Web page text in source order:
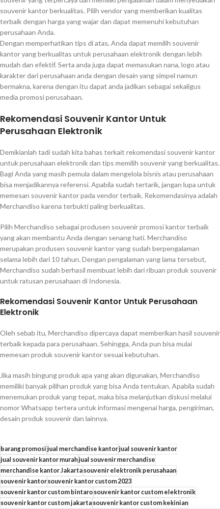
souvenir kantor berkualitas. Pilih vendor yang memberikan kualitas
terbaik dengan harga yang wajar dan dapat memenuhi kebutuhan
perusahaan Anda.
Dengan memperhatikan tips di atas, Anda dapat memilih souvenir
kantor yang berkualitas untuk perusahaan elektronik dengan lebih
mudah dan efektif. Serta anda juga dapat memasukan nana, logo atau
karakter dari perusahaan anda dengan desain yang simpel namun
bermakna, karena dengan itu dapat anda jadikan sebagai sekaligus
media promosi perusahaan.
Rekomendasi Souvenir Kantor Untuk
Perusahaan Elektronik
Demikianlah tadi sudah kita bahas terkait rekomendasi souvenir kantor
untuk perusahaan elektronik dan tips memilih souvenir yang berkualitas.
Bagi Anda yang masih pemula dalam mengelola bisnis atau perusahaan
bisa menjadikannya referensi. Apabila sudah tertarik, jangan lupa untuk
memesan souvenir kantor pada vendor terbaik. Rekomendasinya adalah
Merchandiso karena terbukti paling berkualitas.
Pilih Merchandiso sebagai produsen souvenir promosi kantor terbaik
yang akan membantu Anda dengan senang hati. Merchandiso
merupakan produsen souvenir kantor yang sudah berpengalaman
selama lebih dari 10 tahun. Dengan pengalaman yang lama tersebut,
Merchandiso sudah berhasil membuat lebih dari ribuan produk souvenir
untuk ratusan perusahaan di Indonesia.
Rekomendasi Souvenir Kantor Untuk Perusahaan
Elektronik
Oleh sebab itu, Merchandiso dipercaya dapat memberikan hasil souvenir
terbaik kepada para perusahaan. Sehingga, Anda pun bisa mulai
memesan produk souvenir kantor sesuai kebutuhan.
Jika masih bingung produk apa yang akan digunakan, Merchandiso
memiliki banyak pilihan produk yang bisa Anda tentukan. Apabila sudah
menemukan produk yang tepat, maka bisa melanjutkan diskusi melalui
nomor Whatsapp tertera untuk informasi mengenai harga, pengiriman,
desain produk souvenir dan lainnya.
barang promosi jual merchandise kantorjual souvenir kantor
jual souvenir kantor murahjual souvenir merchandise
merchandise kantor Jakartasouvenir elektronik perusahaan
souvenir kantorsouvenir kantor custom 2023
souvenir kantor custom bintarosouvenir kantor custom elektronik
souvenir kantor custom jakartasouvenir kantor custom kekinian